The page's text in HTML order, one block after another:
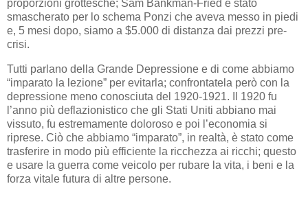
proporzioni grottesche; Sam Bankman-Fried è stato
smascherato per lo schema Ponzi che aveva messo in piedi
e, 5 mesi dopo, siamo a $5.000 di distanza dai prezzi pre-
crisi.
Tutti parlano della Grande Depressione e di come abbiamo
“imparato la lezione” per evitarla; confrontatela però con la
depressione meno conosciuta del 1920-1921. Il 1920 fu
l’anno più deflazionistico che gli Stati Uniti abbiano mai
vissuto, fu estremamente doloroso e poi l’economia si
riprese. Ciò che abbiamo “imparato”, in realtà, è stato come
trasferire in modo più efficiente la ricchezza ai ricchi; questo
e usare la guerra come veicolo per rubare la vita, i beni e la
forza vitale futura di altre persone.